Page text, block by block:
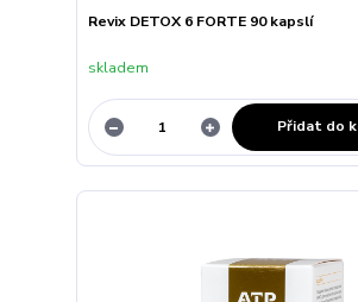
Revix DETOX 6 FORTE 90 kapslí
skladem
Přidat do